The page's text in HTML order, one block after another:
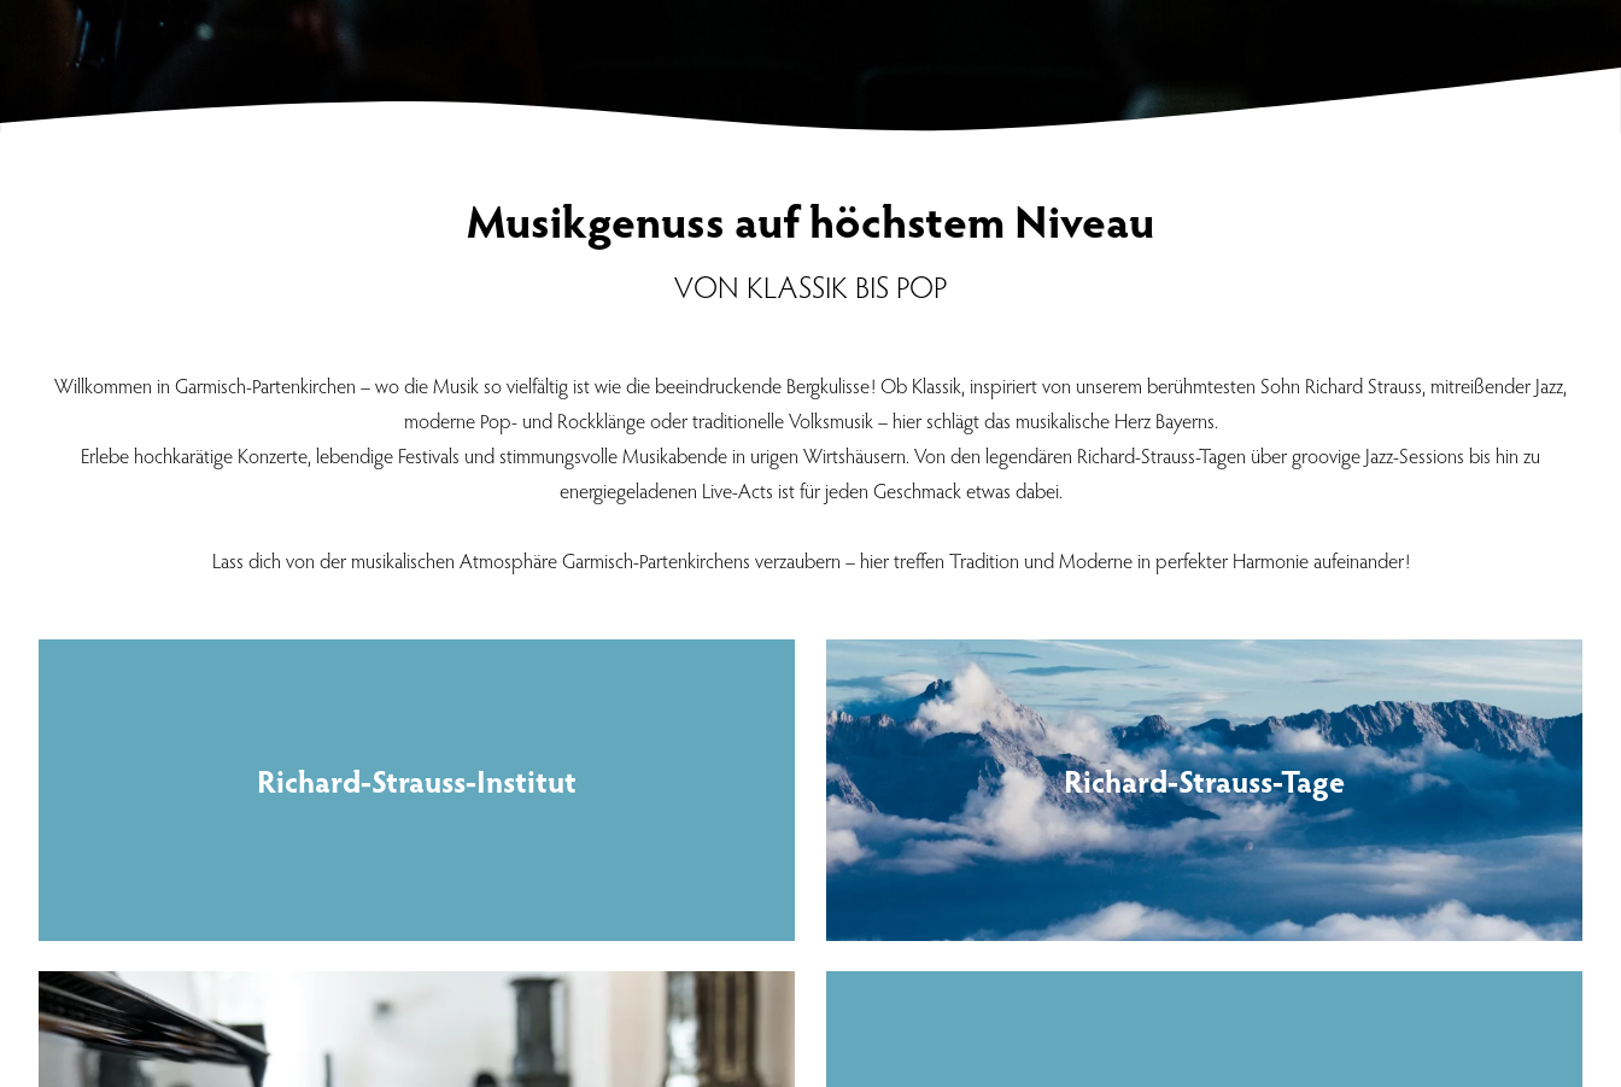
Musikgenuss auf höchstem Niveau
VON KLASSIK BIS POP
Willkommen in Garmisch-Partenkirchen – wo die Musik so vielfältig ist wie die beeindruckende Bergkulisse! Ob Klassik, inspiriert von unserem berühmtesten Sohn Richard Strauss, mitreißender Jazz,
moderne Pop- und Rockklänge oder traditionelle Volksmusik – hier schlägt das musikalische Herz Bayerns.
Erlebe hochkarätige Konzerte, lebendige Festivals und stimmungsvolle Musikabende in urigen Wirtshäusern. Von den legendären Richard-Strauss-Tagen über groovige Jazz-Sessions bis hin zu
energiegeladenen Live-Acts ist für jeden Geschmack etwas dabei.
Lass dich von der musikalischen Atmosphäre Garmisch-Partenkirchens verzaubern – hier treffen Tradition und Moderne in perfekter Harmonie aufeinander!
Richard-Strauss-Institut Richard-Strauss-Tage